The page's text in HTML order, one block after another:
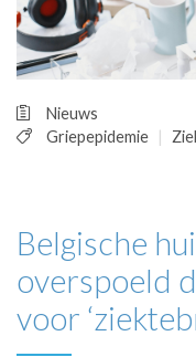
Nieuws
Griepepidemie
Belgische
overspoeld
voor